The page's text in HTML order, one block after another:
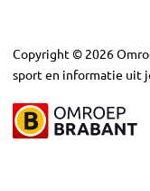
Copyright © 2026
sport en informatie uit